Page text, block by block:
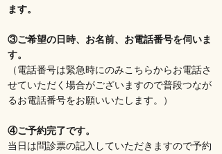
ます。
③ご希望の日時、お名前、お電話番号を伺いま
す。
（電話番号は緊急時にのみこちらからお電話さ
せていただく場合がございますので普段つなが
るお電話番号をお願いいたします。）
④ご予約完了です。
当日は問診票の記入していただきますので予約